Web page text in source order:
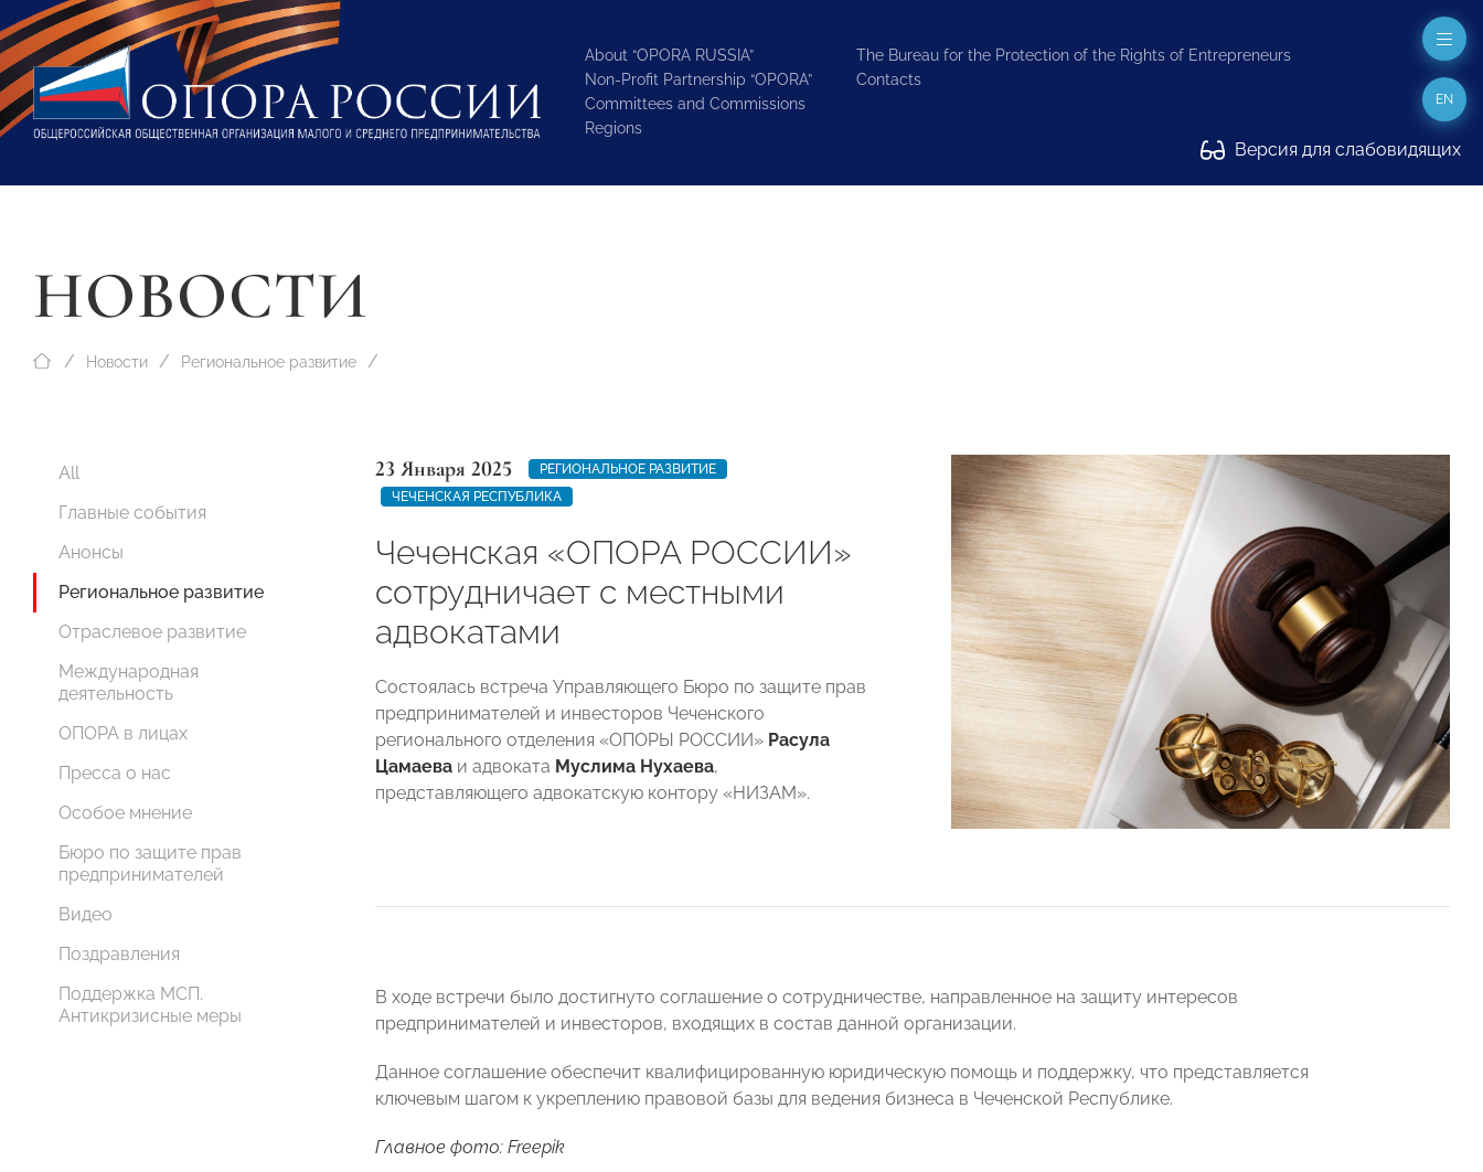
About “OPORA RUSSIA”
Non-Profit Partnership “OPORA”
Committees and Commissions
Regions
The Bureau for the Protection of the Rights of Entrepreneurs
Contacts
Версия для слабовидящих
EN
НОВОСТИ
Новости Региональное развитие
All
Главные события
Анонсы
Региональное развитие
Отраслевое развитие
Международная
деятельность
ОПОРА в лицах
Пресса о нас
Особое мнение
Бюро по защите прав
предпринимателей
Видео
Поздравления
Поддержка МСП.
Антикризисные меры
23 Января 2025
РЕГИОНАЛЬНОЕ РАЗВИТИЕ
ЧЕЧЕНСКАЯ РЕСПУБЛИКА
Чеченская «ОПОРА РОССИИ»
сотрудничает с местными
адвокатами
Состоялась встреча Управляющего Бюро по защите прав
предпринимателей и инвесторов Чеченского
регионального отделения «ОПОРЫ РОССИИ» Расула
Цамаева и адвоката Муслима Нухаева,
представляющего адвокатскую контору «НИЗАМ».
В ходе встречи было достигнуто соглашение о сотрудничестве, направленное на защиту интересов
предпринимателей и инвесторов, входящих в состав данной организации.
Данное соглашение обеспечит квалифицированную юридическую помощь и поддержку, что представляется
ключевым шагом к укреплению правовой базы для ведения бизнеса в Чеченской Республике.
Главное фото: Freepik